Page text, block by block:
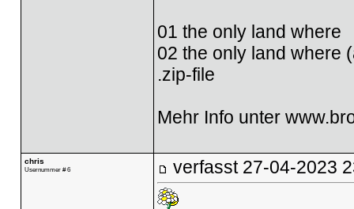
01 the only land where
02 the only land where
.zip-file
Mehr Info unter
chris
Usernummer # 6 verfasst 27-04-2023